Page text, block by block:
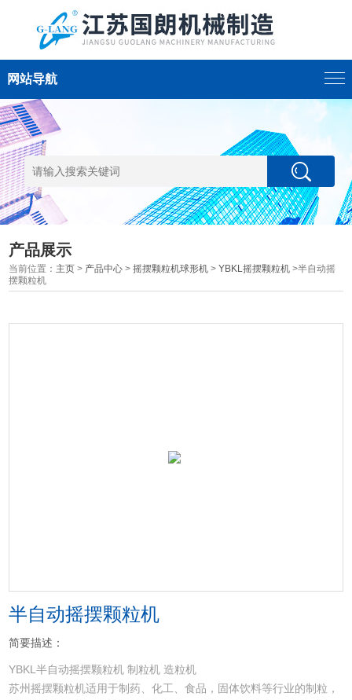
网站导航
产品展示
当前位置： 主页 > 产品中心 >摇摆颗粒机球形机 >YBKL摇摆颗粒机 >半自动摇
摆颗粒机
半自动摇摆颗粒机
简要描述：
YBKL半自动摇摆颗粒机 制粒机 造粒机
苏州摇摆颗粒机适用于制药、化工、食品，固体饮料等行业的制粒，